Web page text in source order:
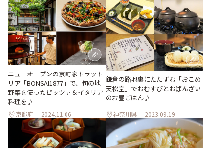
ニューオープンの京町家トラット
リア「BONSAI1877」で、旬の地
野菜を使ったピッツァ＆イタリア
料理を♪
京都府 2024.11.06
鎌倉の路地裏にたたずむ「おこめ
天松堂」でおむすびとおばんざい
のお昼ごはん♪
神奈川県 2023.09.19